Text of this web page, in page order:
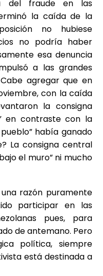
del fraude en las
la caída de la
no hubiese
no podría haber
esa denuncia
a las grandes
agregar que en
con la caída
la consigna
en contraste con la
había ganado
La consigna central
el muro” ni mucho
razón puramente
participar en las
pues, para
de antemano. Pero
política, siempre
está destinada a